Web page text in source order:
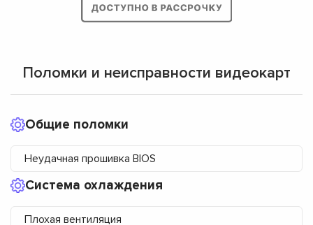
Поломки и неисправности видеокарт
Общие поломки
Неудачная прошивка BIOS
Система охлаждения
Плохая вентиляция